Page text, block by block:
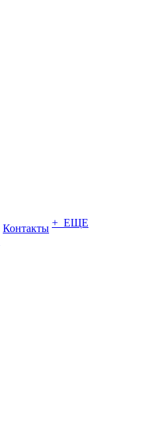
Контакты + ЕЩЕ